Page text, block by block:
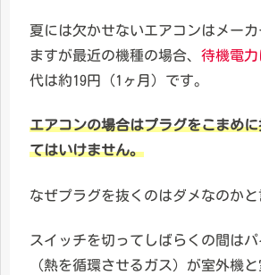
夏には欠かせないエアコンはメー
ますが最近の機種の場合、 待機電力
代は約19円（1ヶ月）です。
エアコンの場合はプラグをこまめ
てはいけません。
なぜプラグを抜くのはダメなのかと
スイッチを切ってしばらくの間は
（熱を循環させるガス）が室外機